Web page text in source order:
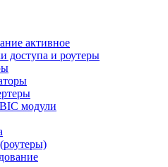
активное
доступа и роутеры
модули